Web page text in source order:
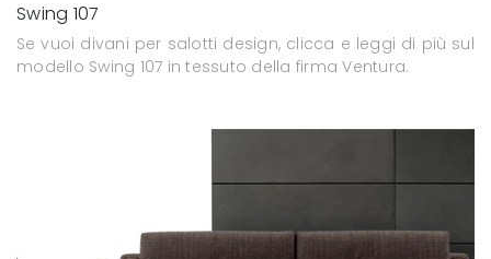
Swing 107
Se vuoi divani per salotti design, clicca e leggi di più sul
modello Swing 107 in tessuto della firma Ventura.